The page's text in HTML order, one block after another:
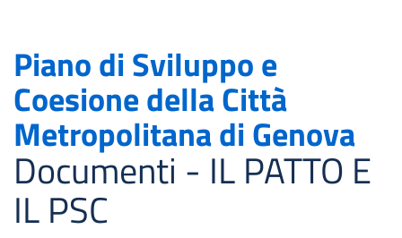
Piano di Sviluppo e
Coesione della Città
Metropolitana di Genova
Documenti - IL PATTO E
IL PSC